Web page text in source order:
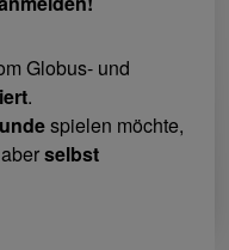
Globus- und
.
spielen möchte,
selbst